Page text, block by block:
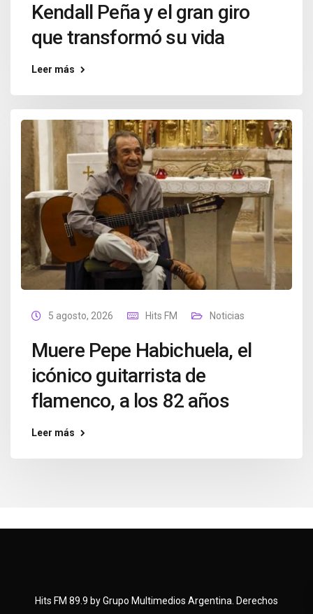
Kendall Peña y el gran giro
que transformó su vida
Leer más
5 agosto, 2026 Hits FM Noticias
Muere Pepe Habichuela, el
icónico guitarrista de
flamenco, a los 82 años
Leer más
Hits FM 89.9 by Grupo Multimedios Argentina. Derechos